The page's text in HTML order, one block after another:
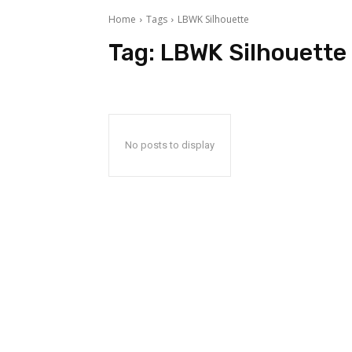
Home Tags LBWK Silhouette
Tag: LBWK Silhouette
No posts to display